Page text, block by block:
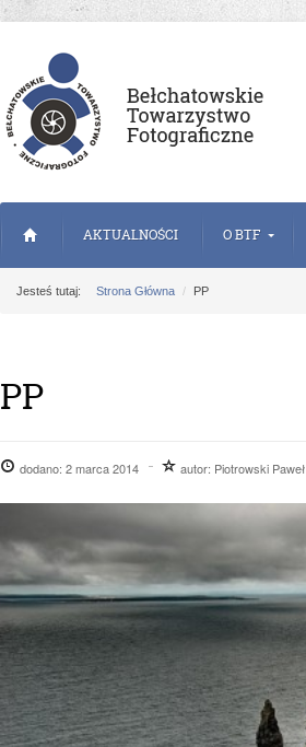
AKTUALNOŚCI O BTF
Jesteś tutaj: Strona Główna PP
PP
dodano: 2 marca 2014 autor: Piotrowski Paweł